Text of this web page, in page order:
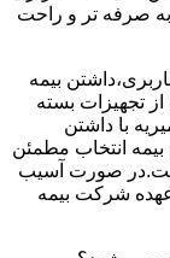
به صرفه تر و راحت
بیمه
تجهیزات بسته
با داشتن
انتخاب مطمئن
است.در صورت آسیب
عهده شرکت بیمه